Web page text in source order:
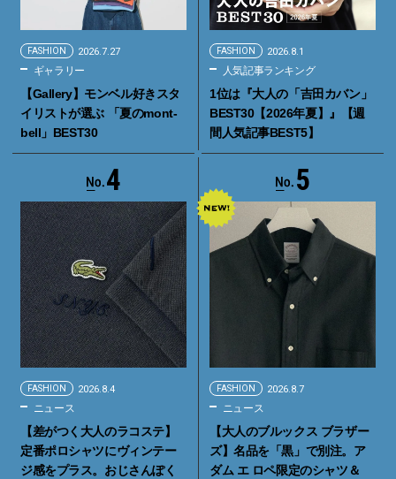
FASHION 2026.7.27
ギャラリー
【Gallery】モンベル好きスタ
イリストが選ぶ 「夏のmont-
bell」BEST30
FASHION 2026.8.1
人気記事ランキング
1位は『大人の「吉田カバン」
BEST30【2026年夏】』【週
間人気記事BEST5】
4
FASHION 2026.8.4
ニュース
【差がつく大人のラコステ】
定番ポロシャツにヴィンテー
ジ感をプラス。おじさんぽく
5
FASHION 2026.8.7
ニュース
【大人のブルックス ブラザー
ズ】名品を「黒」で別注。ア
ダム エ ロペ限定のシャツ＆